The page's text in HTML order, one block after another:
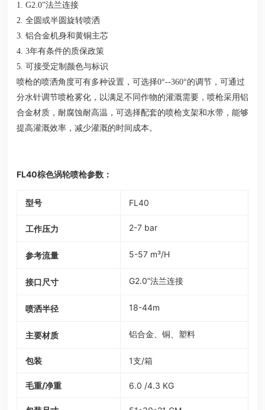
1. G2.0”法兰连接
2. 全圆或半圆旋转喷洒
3. 铝合金机身和黄铜主芯
4. 3年有条件的质保政策
5. 可接受定制颜色与标识
喷枪的喷洒角度可有多种设置，可选择0°--360°的调节，可通过
分水针调节喷枪雾化，以满足不同作物的灌溉需要，喷枪采用铝
合金材质，耐腐蚀耐高温，可选择配套的喷枪支架和水带，能够
提高灌溉效率，减少灌溉的时间成本。
FL40棕色涡轮喷枪参数：
型号 FL40
工作压力 2-7 bar
参考流量 5-57 m³/H
接口尺寸 G2.0”法兰连接
喷洒半径 18-44m
主要材质 铝合金、铜、塑料
包装 1支/箱
毛重/净重 6.0 /4.3 KG